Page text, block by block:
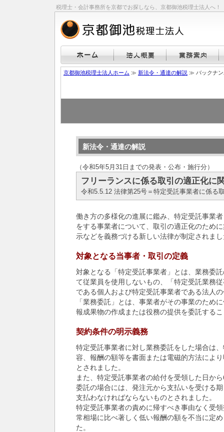
税理士・会計事務所を京都でお探しなら、京都御池税理士法人へ！
京都御池税理士法人ホーム ≫ 新法令・通達の解説 ≫ バックナン
新法令・通達の解説
（令和5年5月31日までの発表・公布・施行分）
フリーランスに係る取引の適正化に
令和5.5.12 法律第25号＝特定受託事業者に係る
働き方の多様化の進展に鑑み、特定受託事業
をする事業者について、取引の適正化のため
示などを義務づける新しい法律が制定されま
対象となる当事者・取引の定義
対象となる「特定受託事業者」とは、業務委
て従業員を使用しないもの、「特定受託業務
である個人および特定受託事業者である法人
「業務委託」とは、事業者がその事業のため
報成果物の作成または役務の提供を委託する
契約条件の明示義務
特定受託事業者に対し業務委託をした場合は
容、報酬の額等を書面または電磁的方法によ
とされました。
また、特定受託事業者の給付を受領した日か
委託の場合には、発注元から支払いを受ける
支払わなければならないものとされました。
特定受託事業者の責めに帰すべき事由なく受
常相場に比べ著しく低い報酬の額を不当に定
た。